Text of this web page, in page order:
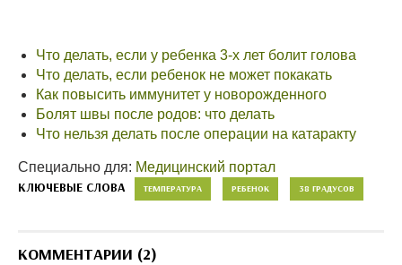
Что делать, если у ребенка 3-х лет болит голова
Что делать, если ребенок не может покакать
Как повысить иммунитет у новорожденного
Болят швы после родов: что делать
Что нельзя делать после операции на катаракту
Специально для: Медицинский портал
КЛЮЧЕВЫЕ СЛОВА ТЕМПЕРАТУРА РЕБЕНОК 38 ГРАДУСОВ
КОММЕНТАРИИ (2)